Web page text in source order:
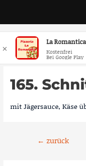
Zum
springen
165.
mit Jägersauce, Käse
Beitragsnavigation
← zurück
✕
La
Kostenfrei
Bei Google Play